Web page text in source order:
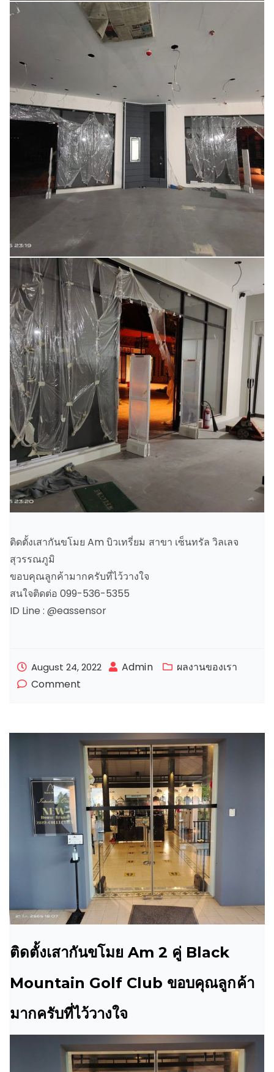
ติดตั้งเสากันขโมย Am บิวเทรี่ยม สาขา เซ็นทรัล วิลเลจ
สุวรรณภูมิ
ขอบคุณลูกค้ามากครับที่ไว้วางใจ
สนใจติดต่อ 099-536-5355
ID Line : @eassensor
August 24, 2022 Admin
ผลงานของเรา
Comment
ติดตั้งเสากันขโมย Am 2 คู่ Black
Mountain Golf Club ขอบคุณลูกค้า
มากครับที่ไว้วางใจ